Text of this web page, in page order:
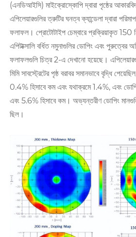
(এনডিআইসি) মাইক্রোস্কোপি দ্বারা পৃষ্ঠের
এপিলেয়ারগুলির ত্রুটির ঘনত্ব ক্যান্ডেলা দ্বারা
ফলাফল। প্রোটোটাইপ চেম্বারে প্রক্রিয়াকৃত 150
এপিটাক্সালি বর্ধিত নমুনাগুলির ডোপিং এবং পুরুত্বের
ফলাফলগুলি চিত্র 2-এ দেখানো হয়েছে।
মিমি সাবস্ট্রেটের পৃষ্ঠ বরাবর সমানভাবে বৃদ্ধি
0.4% হিসাবে কম এবং যথাক্রমে 1.4%, এবং
এবং 5.6% হিসাবে কম। অভ্যন্তরীণ ডোপিং
ছিল।